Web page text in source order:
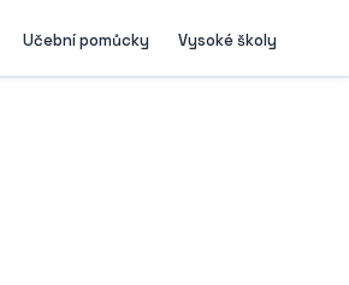
Učební pomůcky Vysoké školy